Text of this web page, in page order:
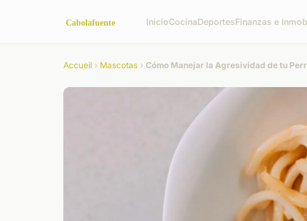
InicioCocinaDeportesFinanzas e
Accueil › Mascotas › Cómo Manejar la Agresividad de tu